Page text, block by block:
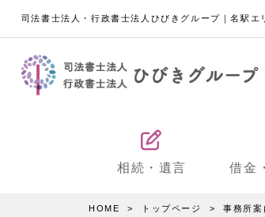
司法書士法人・行政書士法人ひびきグループ｜名駅
相続・遺言 借金
HOME トップページ 事務所案